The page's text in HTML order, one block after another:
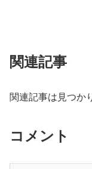
関連記事
関連記事は見つか
コメント